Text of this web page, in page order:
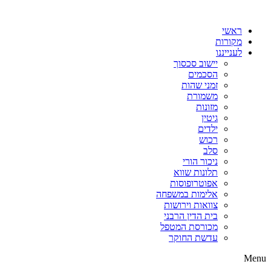
ראשי
מקורות
לענייננו
יישוב סכסוך
הסכמים
זמני שהות
משמורת
מזונות
גיטין
ילדים
רכוש
סלב
ניכור הורי
תלונות שווא
אפוטרופוסות
אלימות במשפחה
צוואות וירושות
בית הדין הרבני
מכורסת המטפל
עדשת החוקר
Menu